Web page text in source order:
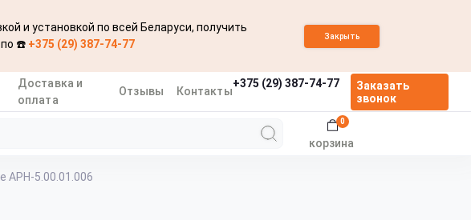
и установкой по всей Беларуси, получить
по ☎️ +375 (29) 387-74-77
Закрыть
Доставка и
оплата
Отзывы Контакты
+375 (29) 387-74-77
Заказать
звонок
корзина
0
APH-5.00.01.006